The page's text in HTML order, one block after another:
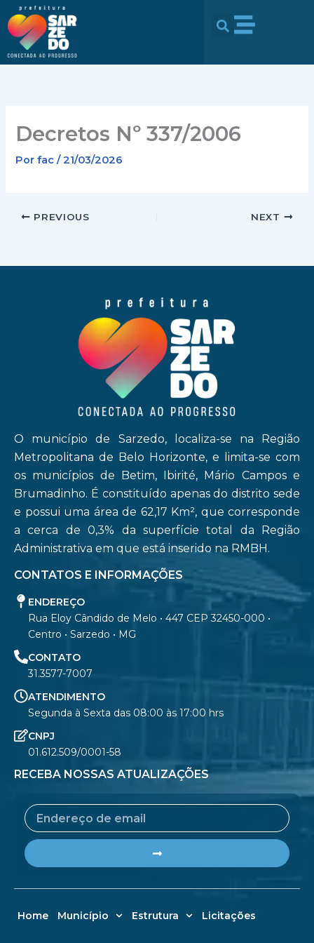
conteúdo
para
conteúdo
Decretos Nº 337/2006
Porfac/21/03/2026
PREVIOUS NEXT
O município de Sarzedo, localiza-se na Região
Metropolitana de Belo Horizonte, e limita-se com
os municípios de Betim, Ibirité, Mário Campos e
Brumadinho. É constituído apenas do distrito sede
e possui uma área de 62,17 Km², que corresponde
a cerca de 0,3% da superfície total da Região
Administrativa em que está inserido na RMBH.
CONTATOS E INFORMAÇÕES
ENDEREÇO
Rua Eloy Cândido de Melo • 447 CEP 32450-000 •
Centro • Sarzedo • MG
CONTATO
31.3577-7007
ATENDIMENTO
Segunda à Sexta das 08:00 às 17:00 hrs
CNPJ
01.612.509/0001-58
RECEBA NOSSAS ATUALIZAÇÕES
Email
Home Município Estrutura Licitações